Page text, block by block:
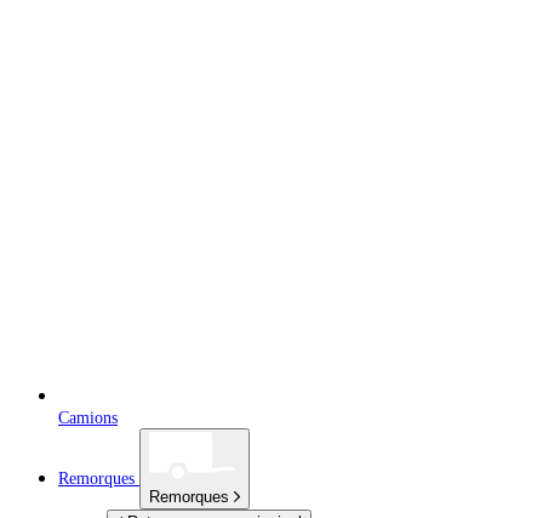
Camions
Remorques
Remorques